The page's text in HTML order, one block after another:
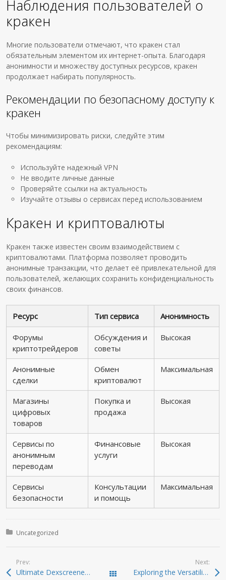
Наблюдения пользователей о
кракен
Многие пользователи отмечают, что кракен стал
обязательным элементом их интернет-опыта. Благодаря
анонимности и множеству доступных ресурсов, кракен
продолжает набирать популярность.
Рекомендации по безопасному доступу к
кракен
Чтобы минимизировать риски, следуйте этим
рекомендациям:
Используйте надежный VPN
Не вводите личные данные
Проверяйте ссылки на актуальность
Изучайте отзывы о сервисах перед использованием
Кракен и криптовалюты
Кракен также известен своим взаимодействием с
криптовалютами. Платформа позволяет проводить
анонимные транзакции, что делает её привлекательной для
пользователей, желающих сохранить конфиденциальность
своих финансов.
Ресурс Тип сервиса Анонимность
Форумы
криптотрейдеров
Обсуждения и
советы
Высокая
Анонимные
сделки
Обмен
криптовалют
Максимальная
Магазины
цифровых
товаров
Покупка и
продажа
Высокая
Сервисы по
анонимным
переводам
Финансовые
услуги
Высокая
Сервисы
безопасности
Консультации
и помощь
Максимальная
Posted in:
Uncategorized
Prev:
Ultimate Dexscreener Guide for Efficient DEX Trading in 2026 Todas las entradas
Next:
Exploring the Versatility of SafePal Wallet for Investors